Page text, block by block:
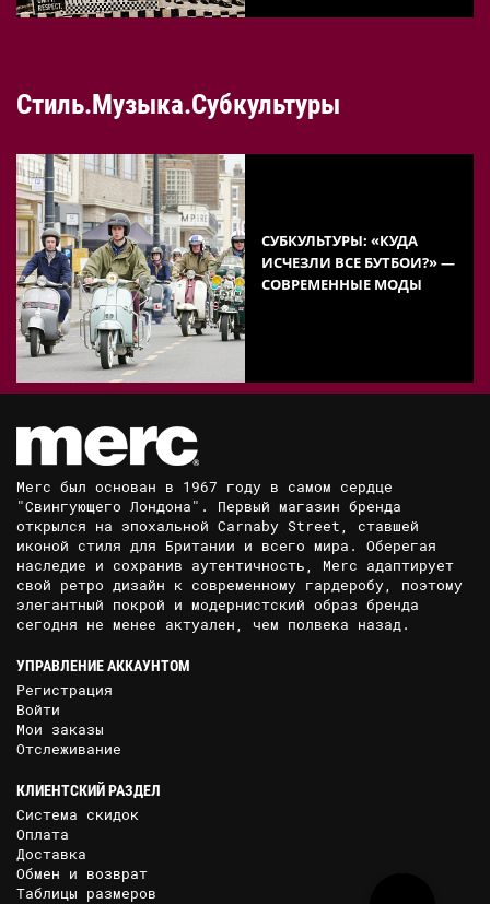
Стиль.Музыка.Субкультуры
СУБКУЛЬТУРЫ: «КУДА
ИСЧЕЗЛИ ВСЕ БУТБОИ?» —
СОВРЕМЕННЫЕ МОДЫ
Merc был основан в 1967 году в самом сердце
"Свингующего Лондона". Первый магазин бренда
открылся на эпохальной Carnaby Street, ставшей
иконой стиля для Британии и всего мира. Оберегая
наследие и сохранив аутентичность, Merc адаптирует
свой ретро дизайн к современному гардеробу, поэтому
элегантный покрой и модернистский образ бренда
сегодня не менее актуален, чем полвека назад.
УПРАВЛЕНИЕ АККАУНТОМ
Регистрация
Войти
Мои заказы
Отслеживание
КЛИЕНТСКИЙ РАЗДЕЛ
Система скидок
Оплата
Доставка
Обмен и возврат
Таблицы размеров